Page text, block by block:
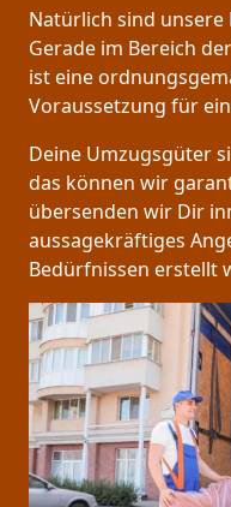
Natürlich sind
Gerade im Bereich
ist eine
Voraussetzung für
Deine Umzugsgüter
das können wir
übersenden wir Dir
aussagekräftiges
Bedürfnissen erstellt